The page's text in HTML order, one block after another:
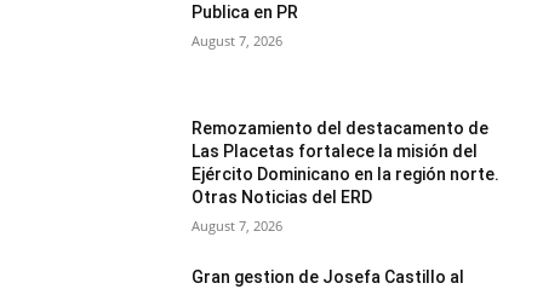
Publica en PR
August 7, 2026
Remozamiento del destacamento de
Las Placetas fortalece la misión del
Ejército Dominicano en la región norte.
Otras Noticias del ERD
August 7, 2026
Gran gestion de Josefa Castillo al